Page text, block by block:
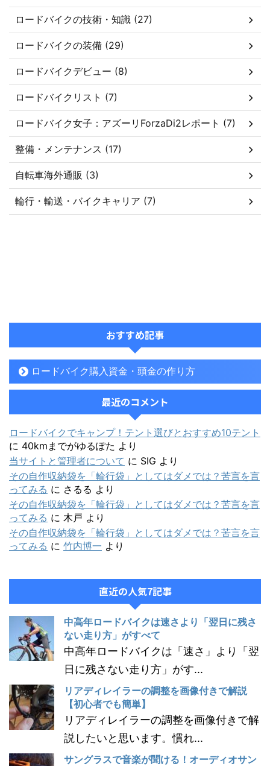
ロードバイクの技術・知識 (27)
ロードバイクの装備 (29)
ロードバイクデビュー (8)
ロードバイクリスト (7)
ロードバイク女子：アズーリForzaDi2レポート (7)
整備・メンテナンス (17)
自転車海外通販 (3)
輪行・輸送・バイクキャリア (7)
おすすめ記事
ロードバイク購入資金・頭金の作り方
最近のコメント
ロードバイクでキャンプ！テント選びとおすすめ10テント
に 40kmまでがゆるぽた より
当サイトと管理者について に SIG より
その自作収納袋を「輪行袋」としてはダメでは？苦言を言
ってみる に さるる より
その自作収納袋を「輪行袋」としてはダメでは？苦言を言
ってみる に 木戸 より
その自作収納袋を「輪行袋」としてはダメでは？苦言を言
ってみる に 竹内博一 より
直近の人気7記事
中高年ロードバイクは速さより「翌日に残さ
ない走り方」がすべて
中高年ロードバイクは「速さ」より「翌
日に残さない走り方」がす...
リアディレイラーの調整を画像付きで解説
【初心者でも簡単】
リアディレイラーの調整を画像付きで解
説したいと思います。慣れ...
サングラスで音楽が聞ける！オーディオサン